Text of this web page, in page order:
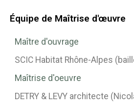
Équipe de Maîtrise d'œuvre
Maître d'ouvrage
SCIC Habitat Rhône-Alpes
Maîtrise d'oeuvre
DETRY & LEVY architecte